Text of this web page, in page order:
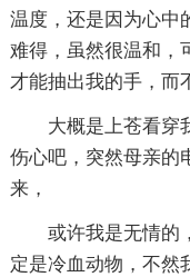
温度，还是因为心中
难得，虽然很温和，
才能抽出我的手，而
大概是上苍看穿
伤心吧，突然母亲的
来，
或许我是无情的
定是冷血动物，不然